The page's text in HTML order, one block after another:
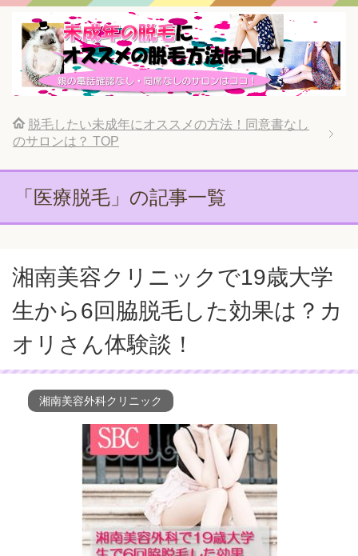
脱毛したい未成年にオススメの方法！同意書なし
のサロンは？ TOP
「医療脱毛」の記事一覧
湘南美容クリニックで19歳大学
生から6回脇脱毛した効果は？カ
オリさん体験談！
湘南美容外科クリニック